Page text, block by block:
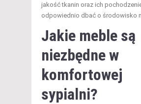
jakość tkanin oraz ich
odpowiednio dbać o środowisko
Jakie meble są
niezbędne w
komfortowej
sypialni?